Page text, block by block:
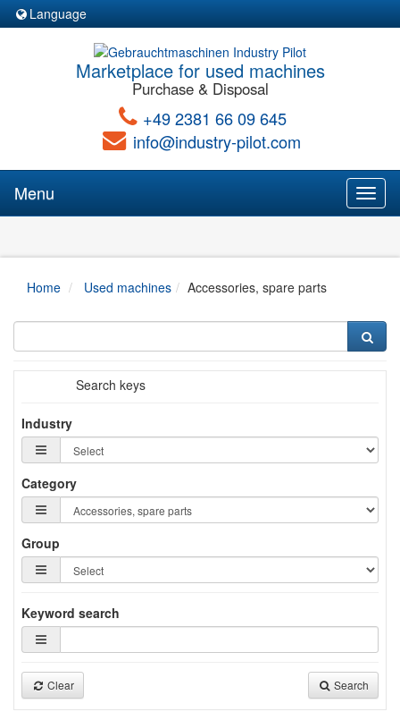
Language
Marketplace for used machines
Purchase & Disposal
+49 2381 66 09 645
info@industry-pilot.com
Menu
Home Used machines Accessories, spare parts
Search keys
Industry
Category
Group
Keyword search
Clear Search